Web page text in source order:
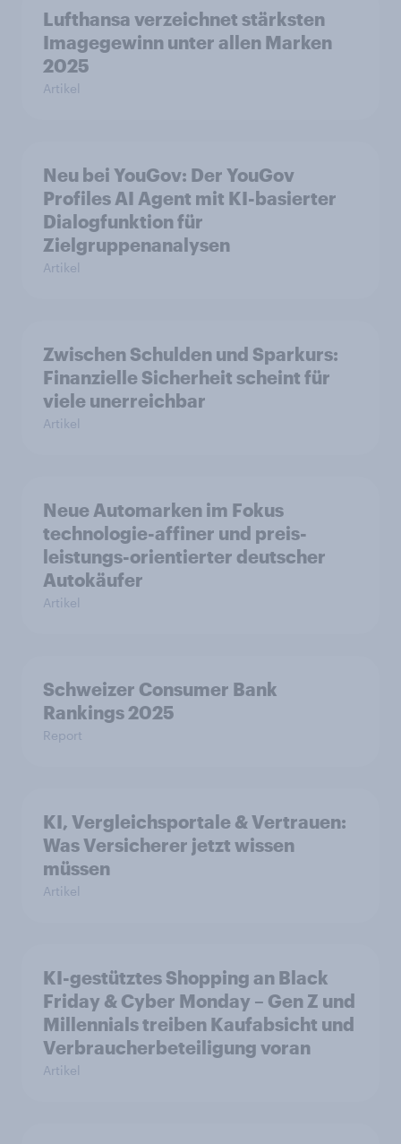
Lufthansa verzeichnet stärksten
Imagegewinn unter allen Marken
2025
Artikel
Neu bei YouGov: Der YouGov
Profiles AI Agent mit KI-basierter
Dialogfunktion für
Zielgruppenanalysen
Artikel
Zwischen Schulden und Sparkurs:
Finanzielle Sicherheit scheint für
viele unerreichbar
Artikel
Neue Automarken im Fokus
technologie-affiner und preis-
leistungs-orientierter deutscher
Autokäufer
Artikel
Schweizer Consumer Bank
Rankings 2025
Report
KI, Vergleichsportale & Vertrauen:
Was Versicherer jetzt wissen
müssen
Artikel
KI-gestütztes Shopping an Black
Friday & Cyber Monday – Gen Z und
Millennials treiben Kaufabsicht und
Verbraucherbeteiligung voran
Artikel